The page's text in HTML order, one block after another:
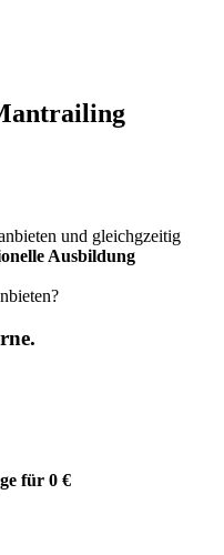
und gleichgzeitig
Ausbildung
für 0 €